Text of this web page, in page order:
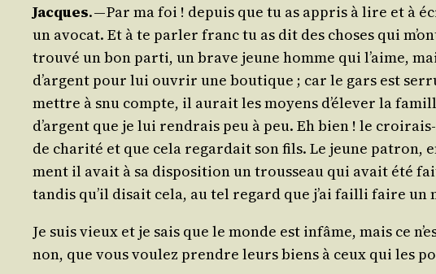
Jacques. — Par ma foi ! depuis que tu as appris à lire et
un avo­cat. Et à te par­ler franc tu as dit des choses qui
trou­vé un bon par­ti, un brave jeune homme qui l’aime,
d’argent pour lui ouvrir une bou­tique ; car le gars est
mettre à snu compte, il aurait les moyens d’é­le­ver la
d’argent que je lui ren­drais peu à peu. Eh bien ! le
de cha­ri­té et que cela regar­dait son fils. Le jeune patron,
ment il avait à sa dis­po­si­tion un trous­seau qui avait été
tan­dis qu’il disait cela, au tel regard que j’ai failli faire un
Je suis vieux et je sais que le monde est infâme, mais ce
non, que vous vou­lez prendre leurs biens à ceux qui les